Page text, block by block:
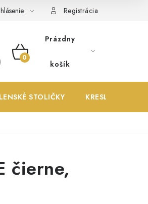
Registrácia
NÁKUPNÝ
Prázdny
košík
STOLIČKY KRESLÁ
čierne,